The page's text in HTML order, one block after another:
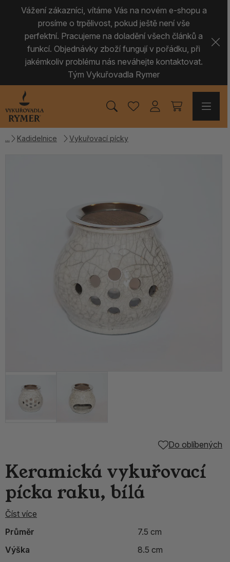
Vážení zákazníci, vítáme Vás na novém e-shopu a
prosíme o trpělivost, pokud ještě není vše
perfektní. Pracujeme na doladění všech článků a
funkcí. Objednávky zboží fungují v pořádku, při
jakémkoliv problému nás neváhejte kontaktovat.
Tým Vykuřovadla Rymer
Kadidelnice Vykuřovací pícky
Do oblíbených
Keramická vykuřovací
pícka raku, bílá
Číst více
Průměr
7.5 cm
Výška
8.5 cm